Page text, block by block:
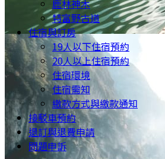
鹿林神木
特富野古道
住宿與訂房
19人以下住宿預約
20人以上住宿預約
住宿環境
住宿需知
繳款方式與繳款通知
接駁車預約
退訂與退費申請
問題申訴